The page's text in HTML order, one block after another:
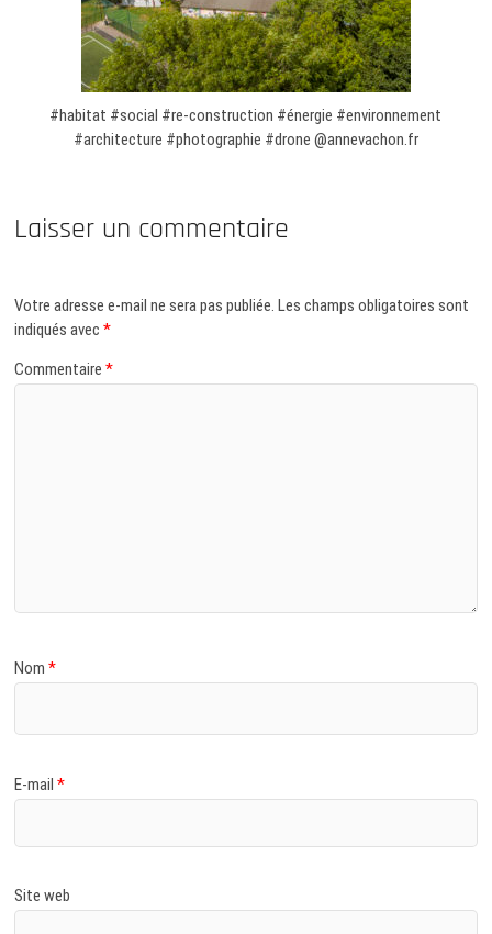
#habitat #social #re-construction #énergie #environnement
#architecture #photographie #drone @annevachon.fr
Laisser un commentaire
Votre adresse e-mail ne sera pas publiée. Les champs obligatoires sont
indiqués avec*
Commentaire*
Nom*
E-mail*
Site web